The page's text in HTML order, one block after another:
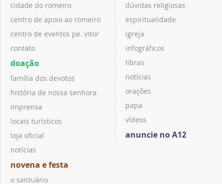
cidade do romeiro
centro de apoio ao romeiro
centro de eventos pe. vitor
contato
doação
família dos devotos
história de nossa senhora
imprensa
locais turísticos
loja oficial
notícias
novena e festa
o santuário
dúvidas religiosas
espiritualidade
igreja
infográficos
libras
notícias
orações
papa
vídeos
anuncie no A12